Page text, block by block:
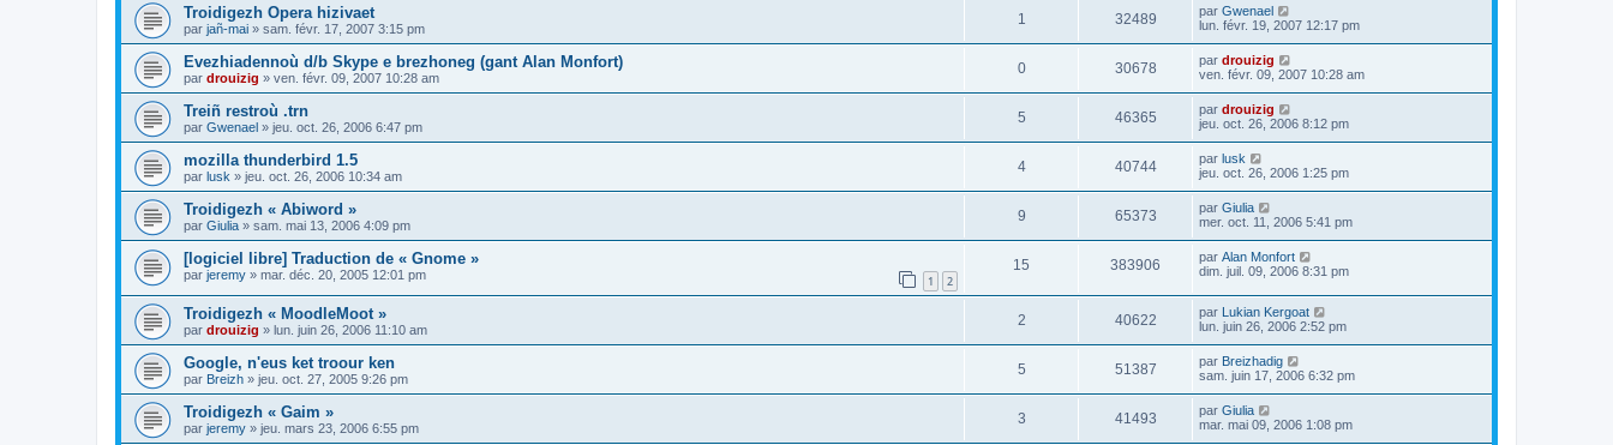
Troidigezh Opera hizivaet
par jañ-mai » sam. févr. 17, 2007 3:15 pm
1 32489 par Gwenael
lun. févr. 19, 2007 12:17 pm
Evezhiadennoù d/b Skype e brezhoneg (gant Alan Monfort)
par drouizig » ven. févr. 09, 2007 10:28 am
0 30678 par drouizig
ven. févr. 09, 2007 10:28 am
Treiñ restroù .trn
par Gwenael » jeu. oct. 26, 2006 6:47 pm
5 46365 par drouizig
jeu. oct. 26, 2006 8:12 pm
mozilla thunderbird 1.5
par lusk » jeu. oct. 26, 2006 10:34 am
4 40744 par lusk
jeu. oct. 26, 2006 1:25 pm
Troidigezh « Abiword »
par Giulia » sam. mai 13, 2006 4:09 pm
9 65373 par Giulia
mer. oct. 11, 2006 5:41 pm
[logiciel libre] Traduction de « Gnome »
par jeremy » mar. déc. 20, 2005 12:01 pm 1 2
15 383906 par Alan Monfort
dim. juil. 09, 2006 8:31 pm
Troidigezh « MoodleMoot »
par drouizig » lun. juin 26, 2006 11:10 am
2 40622 par Lukian Kergoat
lun. juin 26, 2006 2:52 pm
Google, n'eus ket troour ken
par Breizh » jeu. oct. 27, 2005 9:26 pm
5 51387 par Breizhadig
sam. juin 17, 2006 6:32 pm
Troidigezh « Gaim »
par jeremy » jeu. mars 23, 2006 6:55 pm
3 41493 par Giulia
mar. mai 09, 2006 1:08 pm